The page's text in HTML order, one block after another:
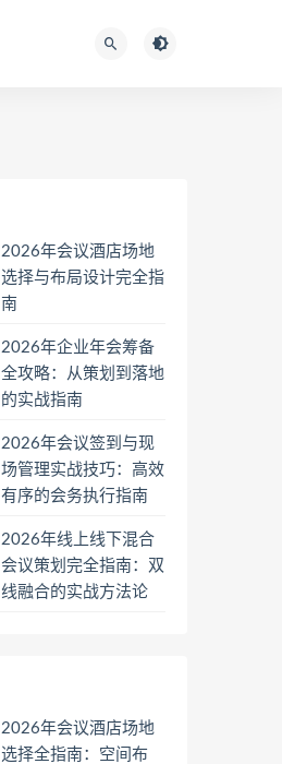
2026年会议酒店场地
选择与布局设计完全指
南
2026年企业年会筹备
全攻略：从策划到落地
的实战指南
2026年会议签到与现
场管理实战技巧：高效
有序的会务执行指南
2026年线上线下混合
会议策划完全指南：双
线融合的实战方法论
2026年会议酒店场地
选择全指南：空间布